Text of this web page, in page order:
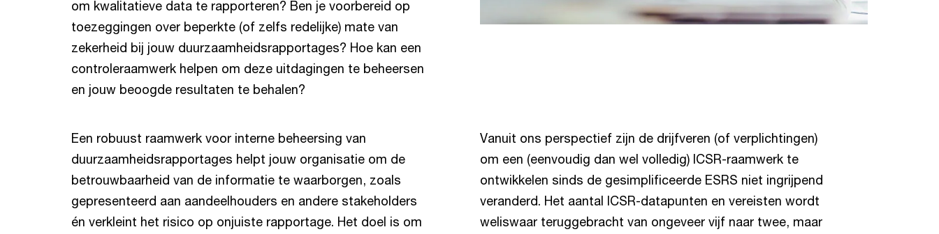
om kwalitatieve data te rapporteren? Ben je voorbereid op
toezeggingen over beperkte (of zelfs redelijke) mate van
zekerheid bij jouw duurzaamheidsrapportages? Hoe kan een
controleraamwerk helpen om deze uitdagingen te beheersen
en jouw beoogde resultaten te behalen?
Een robuust raamwerk voor interne beheersing van
duurzaamheidsrapportages helpt jouw organisatie om de
betrouwbaarheid van de informatie te waarborgen, zoals
gepresenteerd aan aandeelhouders en andere stakeholders
én verkleint het risico op onjuiste rapportage. Het doel is om
Vanuit ons perspectief zijn de drijfveren (of verplichtingen)
om een (eenvoudig dan wel volledig) ICSR-raamwerk te
ontwikkelen sinds de gesimplificeerde ESRS niet ingrijpend
veranderd. Het aantal ICSR-datapunten en vereisten wordt
weliswaar teruggebracht van ongeveer vijf naar twee, maar